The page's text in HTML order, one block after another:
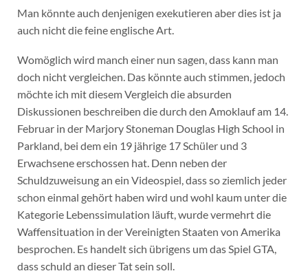
Man könnte auch denjenigen exekutieren aber dies ist ja
auch nicht die feine englische Art.
Womöglich wird manch einer nun sagen, dass kann man
doch nicht vergleichen. Das könnte auch stimmen, jedoch
möchte ich mit diesem Vergleich die absurden
Diskussionen beschreiben die durch den Amoklauf am 14.
Februar in der Marjory Stoneman Douglas High School in
Parkland, bei dem ein 19 jährige 17 Schüler und 3
Erwachsene erschossen hat. Denn neben der
Schuldzuweisung an ein Videospiel, dass so ziemlich jeder
schon einmal gehört haben wird und wohl kaum unter die
Kategorie Lebenssimulation läuft, wurde vermehrt die
Waffensituation in der Vereinigten Staaten von Amerika
besprochen. Es handelt sich übrigens um das Spiel GTA,
dass schuld an dieser Tat sein soll.